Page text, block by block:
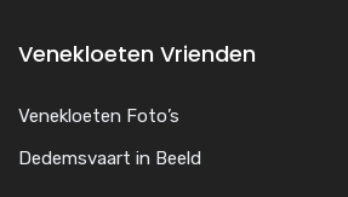
Venekloeten Vrienden
Venekloeten Foto’s
Dedemsvaart in Beeld